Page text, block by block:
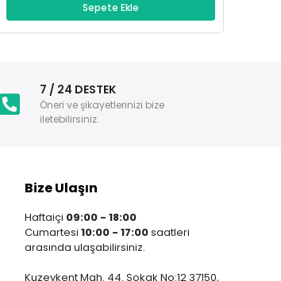
Sepete Ekle
7 / 24 DESTEK
Öneri ve şikayetlerinizi bize
iletebilirsiniz.
Bize Ulaşın
Haftaiçi 09:00 - 18:00
Cumartesi 10:00 - 17:00saatleri
arasında ulaşabilirsiniz.
Kuzeykent Mah. 44. Sokak No:12 37150,